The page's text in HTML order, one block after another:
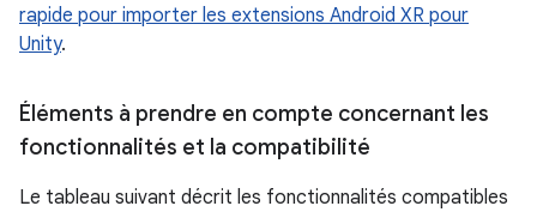
rapide pour importer les extensions Android XR pour
Unity.
Éléments à prendre en compte concernant les
fonctionnalités et la compatibilité
Le tableau suivant décrit les fonctionnalités compatibles